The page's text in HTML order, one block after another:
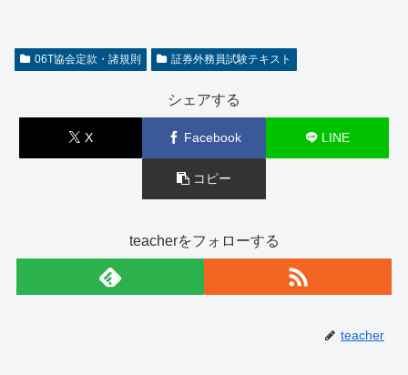
06T協会定款・諸規則 証券外務員試験テキスト
シェアする
X Facebook LINE
コピー
teacherをフォローする
teacher